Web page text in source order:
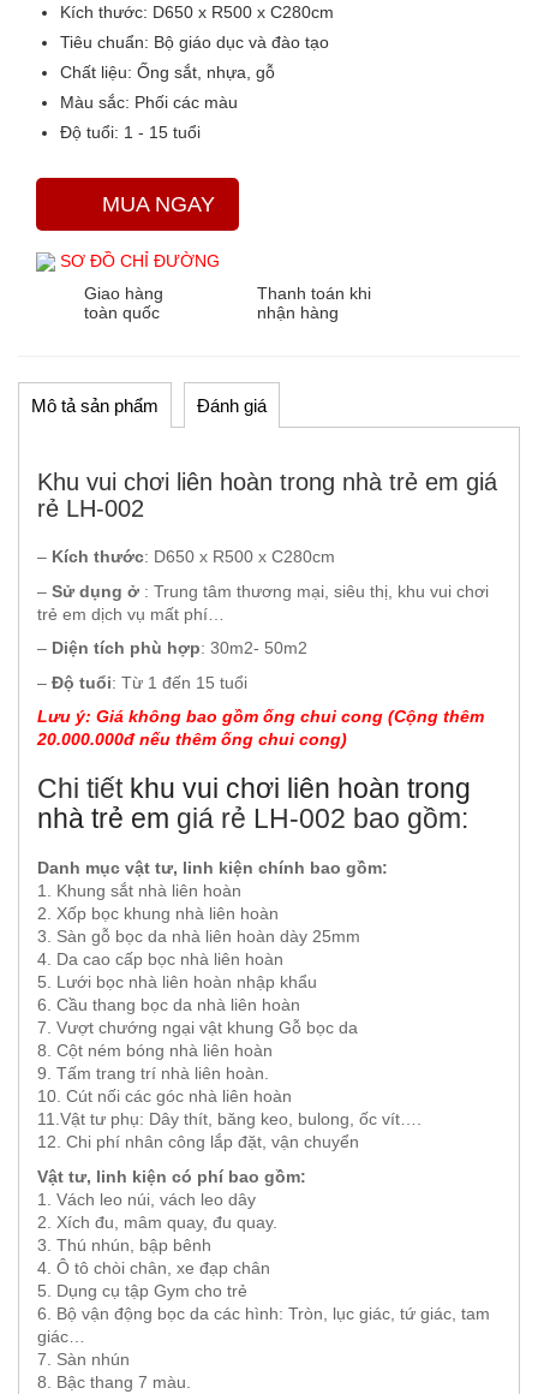
Kích thước: D650 x R500 x C280cm
Tiêu chuẩn: Bộ giáo dục và đào tạo
Chất liệu: Ống sắt, nhựa, gỗ
Màu sắc: Phối các màu
Độ tuổi: 1 - 15 tuổi
MUA NGAY
SƠ ĐỒ CHỈ ĐƯỜNG
Giao hàng
toàn quốc
Thanh toán khi
nhận hàng
Mô tả sản phẩm Đánh giá
Khu vui chơi liên hoàn trong nhà trẻ em giá
rẻ LH-002
– Kích thước: D650 x R500 x C280cm
– Sử dụng ở : Trung tâm thương mại, siêu thị, khu vui chơi
trẻ em dịch vụ mất phí…
– Diện tích phù hợp: 30m2- 50m2
– Độ tuổi: Từ 1 đến 15 tuổi
Lưu ý: Giá không bao gồm ống chui cong (Cộng thêm
20.000.000đ nếu thêm ống chui cong)
Chi tiết khu vui chơi liên hoàn trong
nhà trẻ em giá rẻ LH-002 bao gồm:
Danh mục vật tư, linh kiện chính bao gồm:
1. Khung sắt nhà liên hoàn
2. Xốp bọc khung nhà liên hoàn
3. Sàn gỗ bọc da nhà liên hoàn dày 25mm
4. Da cao cấp bọc nhà liên hoàn
5. Lưới bọc nhà liên hoàn nhập khẩu
6. Cầu thang bọc da nhà liên hoàn
7. Vượt chướng ngại vật khung Gỗ bọc da
8. Cột ném bóng nhà liên hoàn
9. Tấm trang trí nhà liên hoàn.
10. Cút nối các góc nhà liên hoàn
11.Vật tư phụ: Dây thít, băng keo, bulong, ốc vít….
12. Chi phí nhân công lắp đặt, vận chuyển
Vật tư, linh kiện có phí bao gồm:
1. Vách leo núi, vách leo dây
2. Xích đu, mâm quay, đu quay.
3. Thú nhún, bập bênh
4. Ô tô chòi chân, xe đạp chân
5. Dụng cụ tập Gym cho trẻ
6. Bộ vận động bọc da các hình: Tròn, lục giác, tứ giác, tam
giác…
7. Sàn nhún
8. Bậc thang 7 màu.